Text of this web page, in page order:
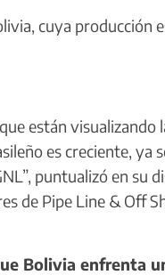
cuya producción
están
es creciente, ya
puntualizó en su
de Pipe Line & Off
Bolivia enfrenta